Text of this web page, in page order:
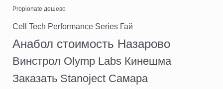
Propionate дешево
Cell Tech Performance Series Гай
Анабол стоимость Назарово
Винстрол Olymp Labs Кинешма
Заказать Stanoject Самара